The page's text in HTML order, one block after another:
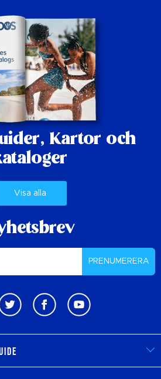
Kartor och
Visa alla
PRENUMERERA